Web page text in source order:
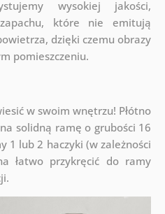
wysokiej jakości,
które nie emitują
dzięki czemu obrazy
pomieszczeniu.
w swoim wnętrzu! Płótno
solidną ramę o grubości 16
1 lub 2 haczyki (w zależności
łatwo przykręcić do ramy